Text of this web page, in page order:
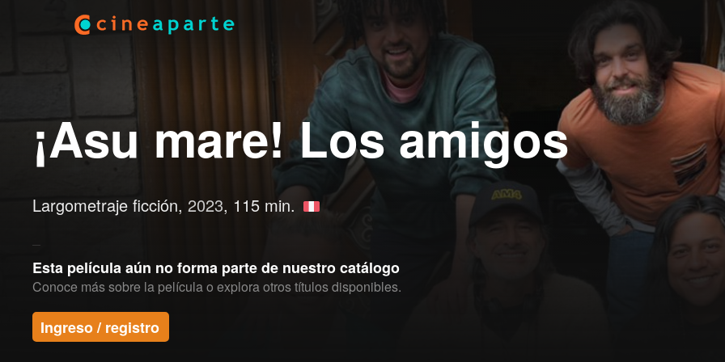
¡Asu mare! Los amigos
Largometraje ficción, 2023, 115 min.
Esta película aún no forma parte de nuestro catálogo
Conoce más sobre la película o explora otros títulos disponibles.
Ingreso / registro